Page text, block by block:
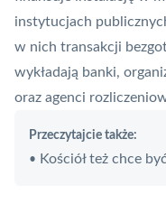
instytucjach
w nich transakcji
wykładają banki,
oraz agenci
Przeczytajcie także:
• Kościół też chce